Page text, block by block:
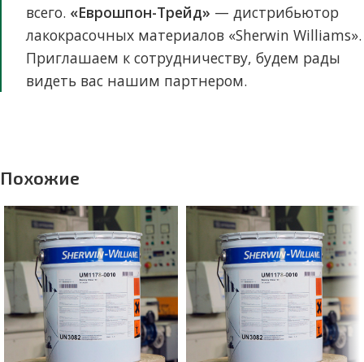
всего. «Еврошпон-Трейд» — дистрибьютор
лакокрасочных материалов «Sherwin Williams».
Приглашаем к сотрудничеству, будем рады
видеть вас нашим партнером.
Похожие